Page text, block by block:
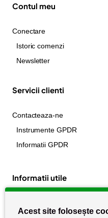
Contul meu
Conectare
Istoric comenzi
Newsletter
Servicii clienti
Contacteaza-ne
Instrumente GPDR
Informatii GPDR
Informatii utile
Acest site folosește